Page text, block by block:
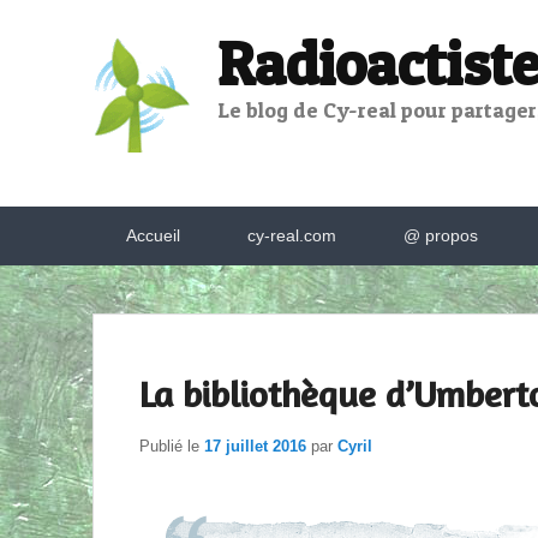
Le blog de Cy-real pour
Accueil cy-real.com @ propos
La bibliothèque
Publié le 17 juillet 2016 par Cyril